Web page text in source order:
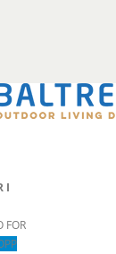
I
FOR